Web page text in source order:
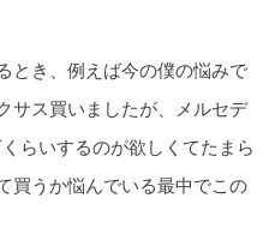
とき、例えば今の僕の悩みで
サス買いましたが、メルセデ
らいするのが欲しくてたまら
買うか悩んでいる最中でこの